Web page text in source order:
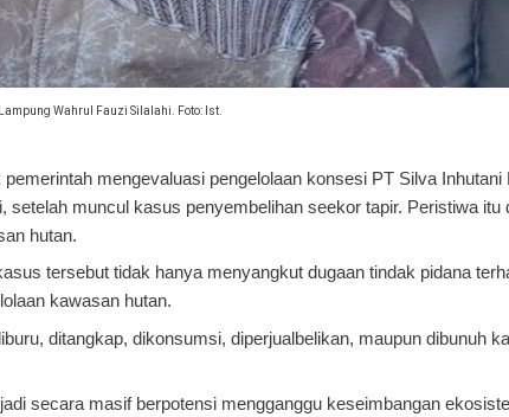
Wahrul Fauzi Silalahi. Foto: Ist.
mengevaluasi pengelolaan konsesi PT Silva Inhutani
muncul kasus penyembelihan seekor tapir. Peristiwa itu
hutan.
tersebut tidak hanya menyangkut dugaan tindak pidana
kawasan hutan.
ditangkap, dikonsumsi, diperjualbelikan, maupun dibunuh
secara masif berpotensi mengganggu keseimbangan